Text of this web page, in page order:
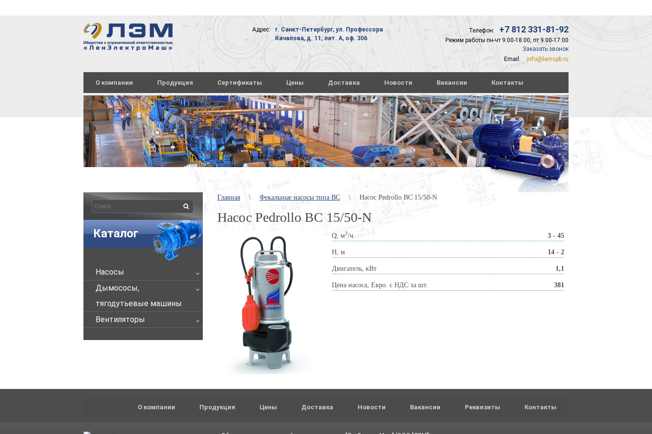
Адрес:
г. Санкт-Петербург, ул. Профессора
Качалова, д. 11, лит. А, оф. 306
Телефон: +7 812 331-81-92
Режим работы пн-чт 9:00-18:00, пт 9:00-17:00
Заказать звонок
Email:
info@lemspb.ru
О компании Продукция Сертификаты Цены Доставка Новости Вакансии Контакты
Каталог
Насосы
Дымососы,
тягодутьевые машины
Вентиляторы
Главная \ Фекальные насосы типа ВС \ Насос Pedrollo BC 15/50-N
Насос Pedrollo BC 15/50-N
Q, м3/ч 3 - 45
Н, м 14 - 2
Двигатель, кВт 1,1
Цена насоса, Евро. с НДС за шт. 381
О компании Продукция Цены Доставка Новости Вакансии Реквизиты Контакты